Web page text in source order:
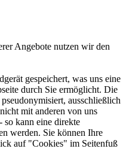
Angebote nutzen wir den
gespeichert, was uns eine
durch Sie ermöglicht. Die
ausschließlich
mit anderen von uns
so kann eine direkte
werden. Sie können Ihre
auf "Cookies" im Seitenfuß